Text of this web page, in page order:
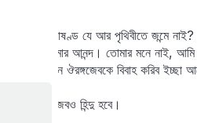
যে? অমন পাষণ্ড যে আর পৃথিবীতে জন্মে নাই?
করিতেই আমার আনন্দ। তোমার মনে নাই, আমি
না একদিন ঔরঙ্গজেবকে বিবাহ করিব ইচ্ছা
ঔরঙ্গজেবও হিন্দু হবে।
Sign in